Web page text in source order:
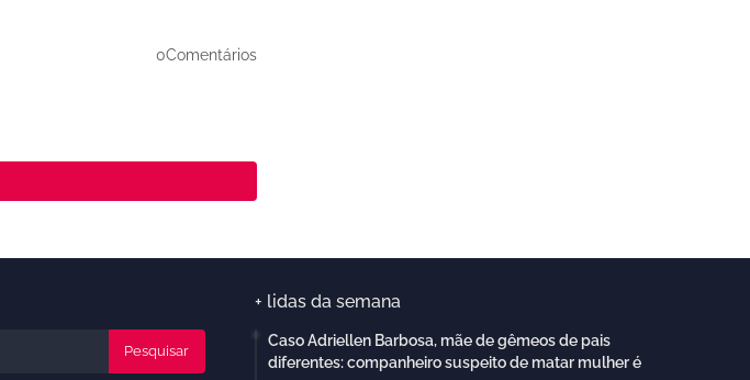
0Comentários
+ lidas da semana
Caso Adriellen Barbosa, mãe de gêmeos de pais
diferentes: companheiro suspeito de matar mulher é